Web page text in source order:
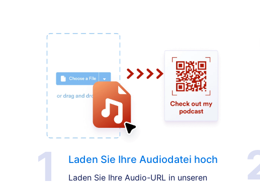
Laden Sie Ihre Audiodatei hoch
Laden Sie Ihre Audio-URL in unseren